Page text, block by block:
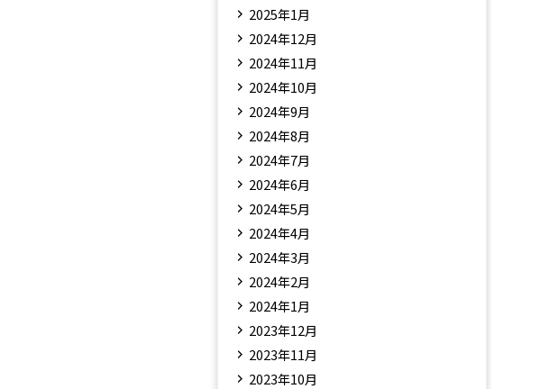
2025年1月
2024年12月
2024年11月
2024年10月
2024年9月
2024年8月
2024年7月
2024年6月
2024年5月
2024年4月
2024年3月
2024年2月
2024年1月
2023年12月
2023年11月
2023年10月